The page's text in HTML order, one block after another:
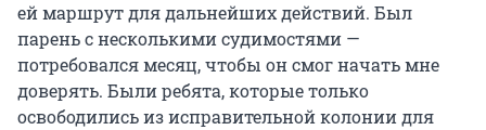
ей маршрут для дальнейших действий. Был
парень с несколькими судимостями —
потребовался месяц, чтобы он смог начать мне
доверять. Были ребята, которые только
освободились из исправительной колонии для